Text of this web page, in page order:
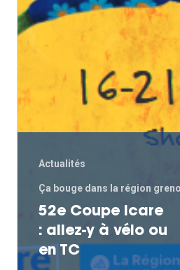
Actualités
Ça bouge dans la région
52e Coupe Icare
: allez-y à vélo ou
en TC